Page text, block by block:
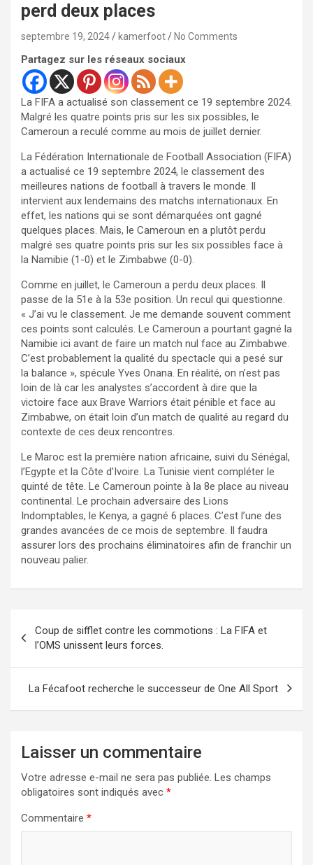
perd deux places
septembre 19, 2024 kamerfoot No Comments
Partagez sur les réseaux sociaux
La FIFA a actualisé son classement ce 19 septembre 2024.
Malgré les quatre points pris sur les six possibles, le
Cameroun a reculé comme au mois de juillet dernier.
La Fédération Internationale de Football Association (FIFA)
a actualisé ce 19 septembre 2024, le classement des
meilleures nations de football à travers le monde. Il
intervient aux lendemains des matchs internationaux. En
effet, les nations qui se sont démarquées ont gagné
quelques places. Mais, le Cameroun en a plutôt perdu
malgré ses quatre points pris sur les six possibles face à
la Namibie (1-0) et le Zimbabwe (0-0).
Comme en juillet, le Cameroun a perdu deux places. Il
passe de la 51e à la 53e position. Un recul qui questionne.
« J’ai vu le classement. Je me demande souvent comment
ces points sont calculés. Le Cameroun a pourtant gagné la
Namibie ici avant de faire un match nul face au Zimbabwe.
C’est probablement la qualité du spectacle qui a pesé sur
la balance », spécule Yves Onana. En réalité, on n’est pas
loin de là car les analystes s’accordent à dire que la
victoire face aux Brave Warriors était pénible et face au
Zimbabwe, on était loin d’un match de qualité au regard du
contexte de ces deux rencontres.
Le Maroc est la première nation africaine, suivi du Sénégal,
l’Egypte et la Côte d’Ivoire. La Tunisie vient compléter le
quinté de tête. Le Cameroun pointe à la 8e place au niveau
continental. Le prochain adversaire des Lions
Indomptables, le Kenya, a gagné 6 places. C’est l’une des
grandes avancées de ce mois de septembre. Il faudra
assurer lors des prochains éliminatoires afin de franchir un
nouveau palier.
de
l’article
Coup de sifflet contre les commotions : La FIFA et
l’OMS unissent leurs forces.
La Fécafoot recherche le successeur de One All Sport
Laisser un commentaire
Votre adresse e-mail ne sera pas publiée. Les champs
obligatoires sont indiqués avec *
Commentaire *